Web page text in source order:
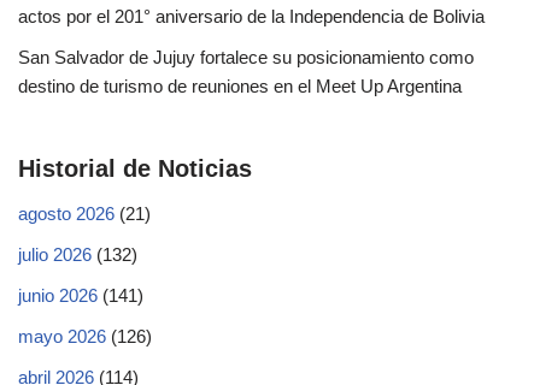
actos por el 201° aniversario de la Independencia de Bolivia
San Salvador de Jujuy fortalece su posicionamiento como
destino de turismo de reuniones en el Meet Up Argentina
Historial de Noticias
agosto 2026 (21)
julio 2026 (132)
junio 2026 (141)
mayo 2026 (126)
abril 2026 (114)